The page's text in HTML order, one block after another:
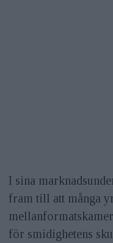
I sina
fram till att många
för smidighetens